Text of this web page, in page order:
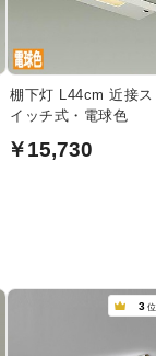
棚下灯 L44cm 近接ス
イッチ式・電球色
￥15,730
3 位